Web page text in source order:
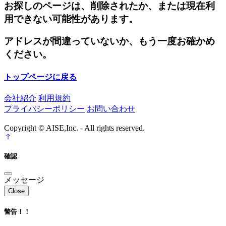
お探しのページは、削除されたか、または現在利
用できない可能性があります。
アドレスが間違っていないか、もう一度お確かめ
ください。
トップページに戻る
会社紹介 利用規約
プライバシーポリシー お問い合わせ
Copyright © AISE,Inc. - All rights reserved.
確認
メッセージ
Close
警告！！